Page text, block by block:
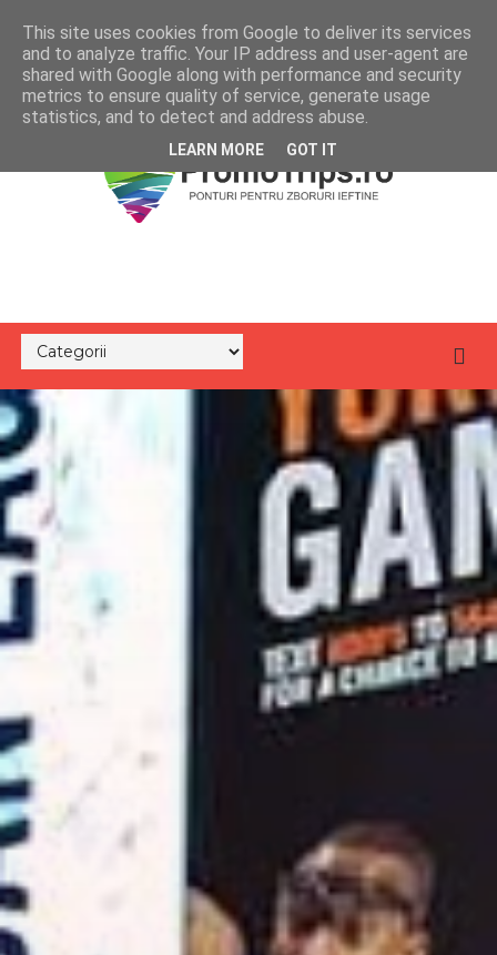
This site uses cookies from Google to deliver its services
and to analyze traffic. Your IP address and user-agent are
shared with Google along with performance and security
metrics to ensure quality of service, generate usage
statistics, and to detect and address abuse.
LEARN MORE GOT IT